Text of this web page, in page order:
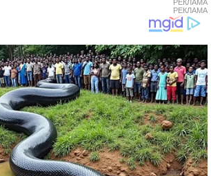
РЕКЛАМА
РЕКЛАМА